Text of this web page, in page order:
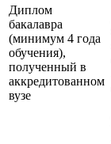
Диплом
бакалавра
(минимум 4 года
обучения),
полученный в
аккредитованном
вузе